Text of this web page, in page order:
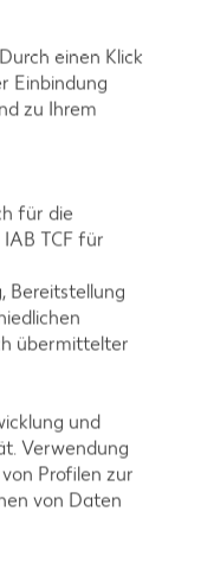
Erdbeer-
Blaubeer-
Bananen-
einen Klick
Einbindung
zu Ihrem
für die
TCF für
Bereitstellung
übermittelter
und
Verwendung
Profilen zur
von Daten